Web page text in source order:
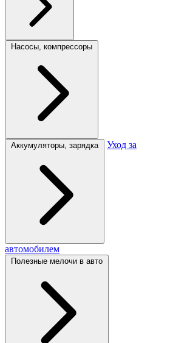
Насосы, компрессоры
Аккумуляторы, зарядка Уход за
автомобилем
Полезные мелочи в авто